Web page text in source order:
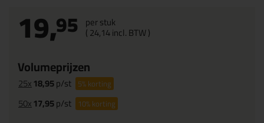
19,95 per stuk
(24,14incl. BTW )
Volumeprijzen
25x18,95p/st 5%korting
50x17,95p/st 10%korting